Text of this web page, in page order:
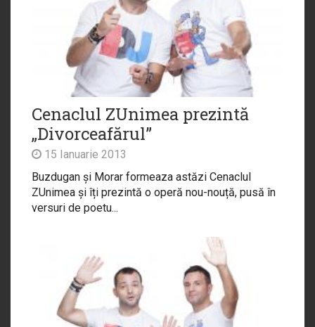
Cenaclul ZUnimea prezintă
„Divorceafărul”
15 Ianuarie 2013
Buzdugan și Morar formeaza astăzi Cenaclul
ZUnimea și îți prezintă o operă nou-nouță, pusă în
versuri de poetu...